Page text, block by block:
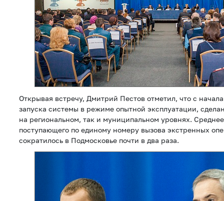
Открывая встречу, Дмитрий Пестов отметил, что с
запуска системы в режиме опытной эксплуатации,
на региональном, так и муниципальном уровнях.
поступающего по единому номеру вызова экстренных
сократилось в Подмосковье почти в два раза.